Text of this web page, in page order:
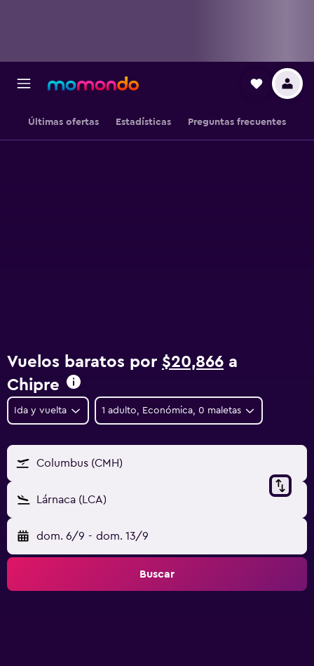
Últimas ofertas Estadísticas Preguntas frecuentes
Vuelos baratos por $20,866 a
Chipre
Ida y vuelta 1 adulto, Económica, 0 maletas
Columbus (CMH)
Lárnaca (LCA)
dom. 6/9 - dom. 13/9
Buscar